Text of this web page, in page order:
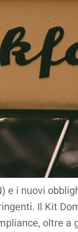
e i nuovi
Il Kit
oltre a